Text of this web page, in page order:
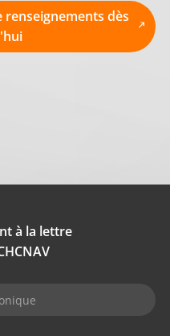
renseignements dès
à la lettre